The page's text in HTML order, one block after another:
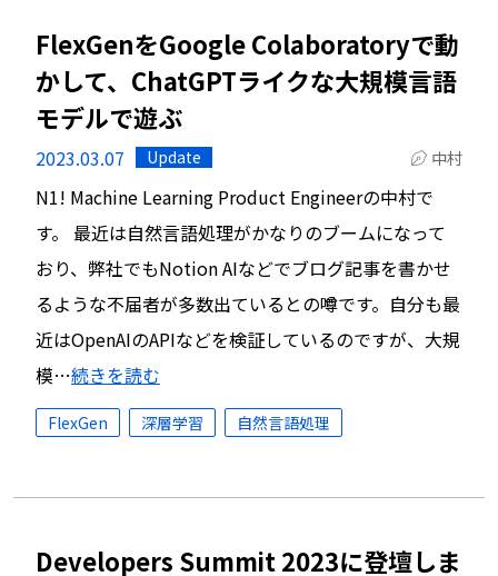
FlexGenをGoogle Colaboratoryで動
かして、ChatGPTライクな大規模言語
モデルで遊ぶ
2023.03.07 Update 中村
N1! Machine Learning Product Engineerの中村で
す。 最近は自然言語処理がかなりのブームになって
おり、弊社でもNotion AIなどでブログ記事を書かせ
るような不届者が多数出ているとの噂です。自分も最
近はOpenAIのAPIなどを検証しているのですが、大規
模…続きを読む
FlexGen 深層学習 自然言語処理
Developers Summit 2023に登壇しま